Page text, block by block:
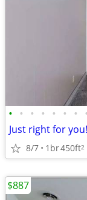
• • • • • • • •
8/7 1br450ft2
$887